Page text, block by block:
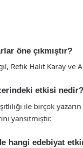
öne çıkmıştır?
Refik Halit Karay ve
etkisi nedir?
ile birçok
yansıtmıştır.
hangi edebiyat